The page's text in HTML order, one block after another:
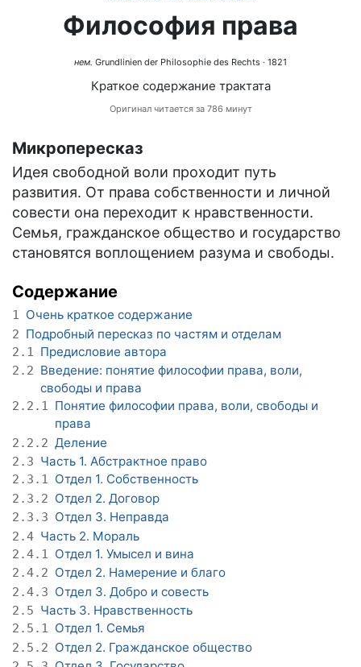
Философия права
нем. Grundlinien der Philosophie des Rechts · 1821
Краткое содержание трактата
Оригинал читается за 786 минут
Микропересказ
Идея свободной воли проходит путь
развития. От права собственности и личной
совести она переходит к нравственности.
Семья, гражданское общество и государство
становятся воплощением разума и свободы.
Содержание
1 Очень краткое содержание
2 Подробный пересказ по частям и отделам
2.1 Предисловие автора
2.2 Введение: понятие философии права, воли,
свободы и права
2.2.1 Понятие философии права, воли, свободы и
права
2.2.2 Деление
2.3 Часть 1. Абстрактное право
2.3.1 Отдел 1. Собственность
2.3.2 Отдел 2. Договор
2.3.3 Отдел 3. Неправда
2.4 Часть 2. Мораль
2.4.1 Отдел 1. Умысел и вина
2.4.2 Отдел 2. Намерение и благо
2.4.3 Отдел 3. Добро и совесть
2.5 Часть 3. Нравственность
2.5.1 Отдел 1. Семья
2.5.2 Отдел 2. Гражданское общество